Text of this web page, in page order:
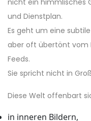
und Dienstplan.
Es geht um eine
aber oft übertönt vom
Feeds.
Sie spricht nicht in
Diese Welt offenbart
in inneren Bildern,